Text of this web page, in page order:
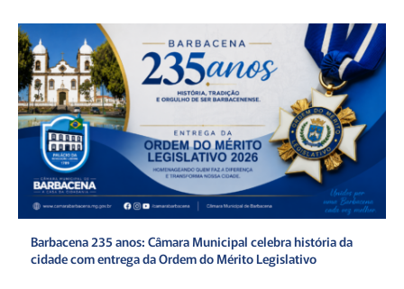
Barbacena 235 anos: Câmara Municipal celebra história da
cidade com entrega da Ordem do Mérito Legislativo